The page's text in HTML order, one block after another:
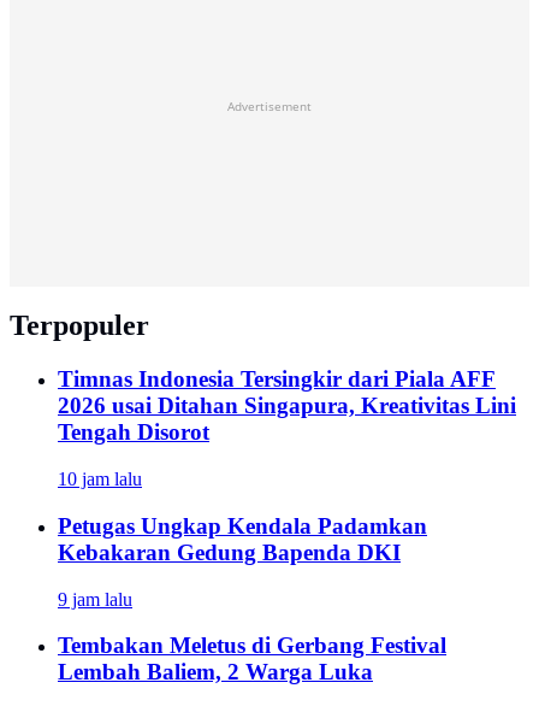
Advertisement
Terpopuler
Timnas Indonesia Tersingkir dari Piala AFF
2026 usai Ditahan Singapura, Kreativitas Lini
Tengah Disorot
10 jam lalu
Petugas Ungkap Kendala Padamkan
Kebakaran Gedung Bapenda DKI
9 jam lalu
Tembakan Meletus di Gerbang Festival
Lembah Baliem, 2 Warga Luka